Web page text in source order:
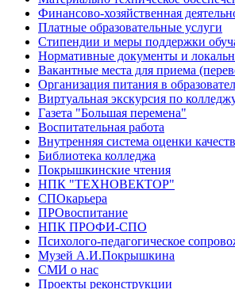
Финансово-хозяйственная
Платные образовательные услуги
Стипендии и меры поддержки
Нормативные документы и
Вакантные места для приема
Организация питания в
Виртуальная экскурсия по
Газета "Большая перемена"
Воспитательная работа
Внутренняя система оценки
Библиотека колледжа
Покрышкинские чтения
НПК "ТЕХНОВЕКТОР"
СПОкарьера
ПРОвоспитание
НПК ПРОФИ-СПО
Психолого-педагогическое
Музей А.И.Покрышкина
СМИ о нас
Проекты реконструкции